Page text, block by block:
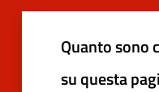
Quanto sono
su questa